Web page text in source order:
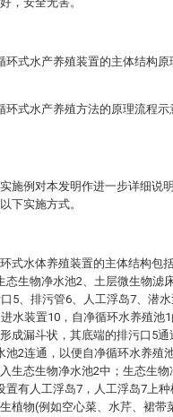
环式水产养殖装置的主体结构原
环式水产养殖方法的原理流程示
施例对本发明作进一步详细说明
下实施方式。
式水体养殖装置的主体结构包
态生物净水池2、土层微生物滤
5、排污管6、人工浮岛7、潜水
水装置10，自净循环水养殖池1
成漏斗状，其底端的排污口5通
池2连通，以便自净循环水养殖
生态生物净水池2中；生态生物
置有人工浮岛7，人工浮岛7上种
植物(例如空心菜、水芹、裙带